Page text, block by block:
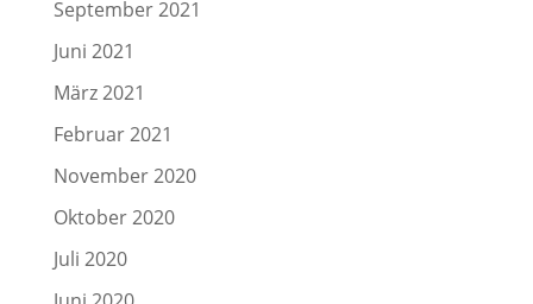
September 2021
Juni 2021
März 2021
Februar 2021
November 2020
Oktober 2020
Juli 2020